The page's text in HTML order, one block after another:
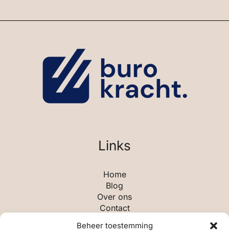
Beheer toestemming
Links
Home
Blog
Over ons
Contact